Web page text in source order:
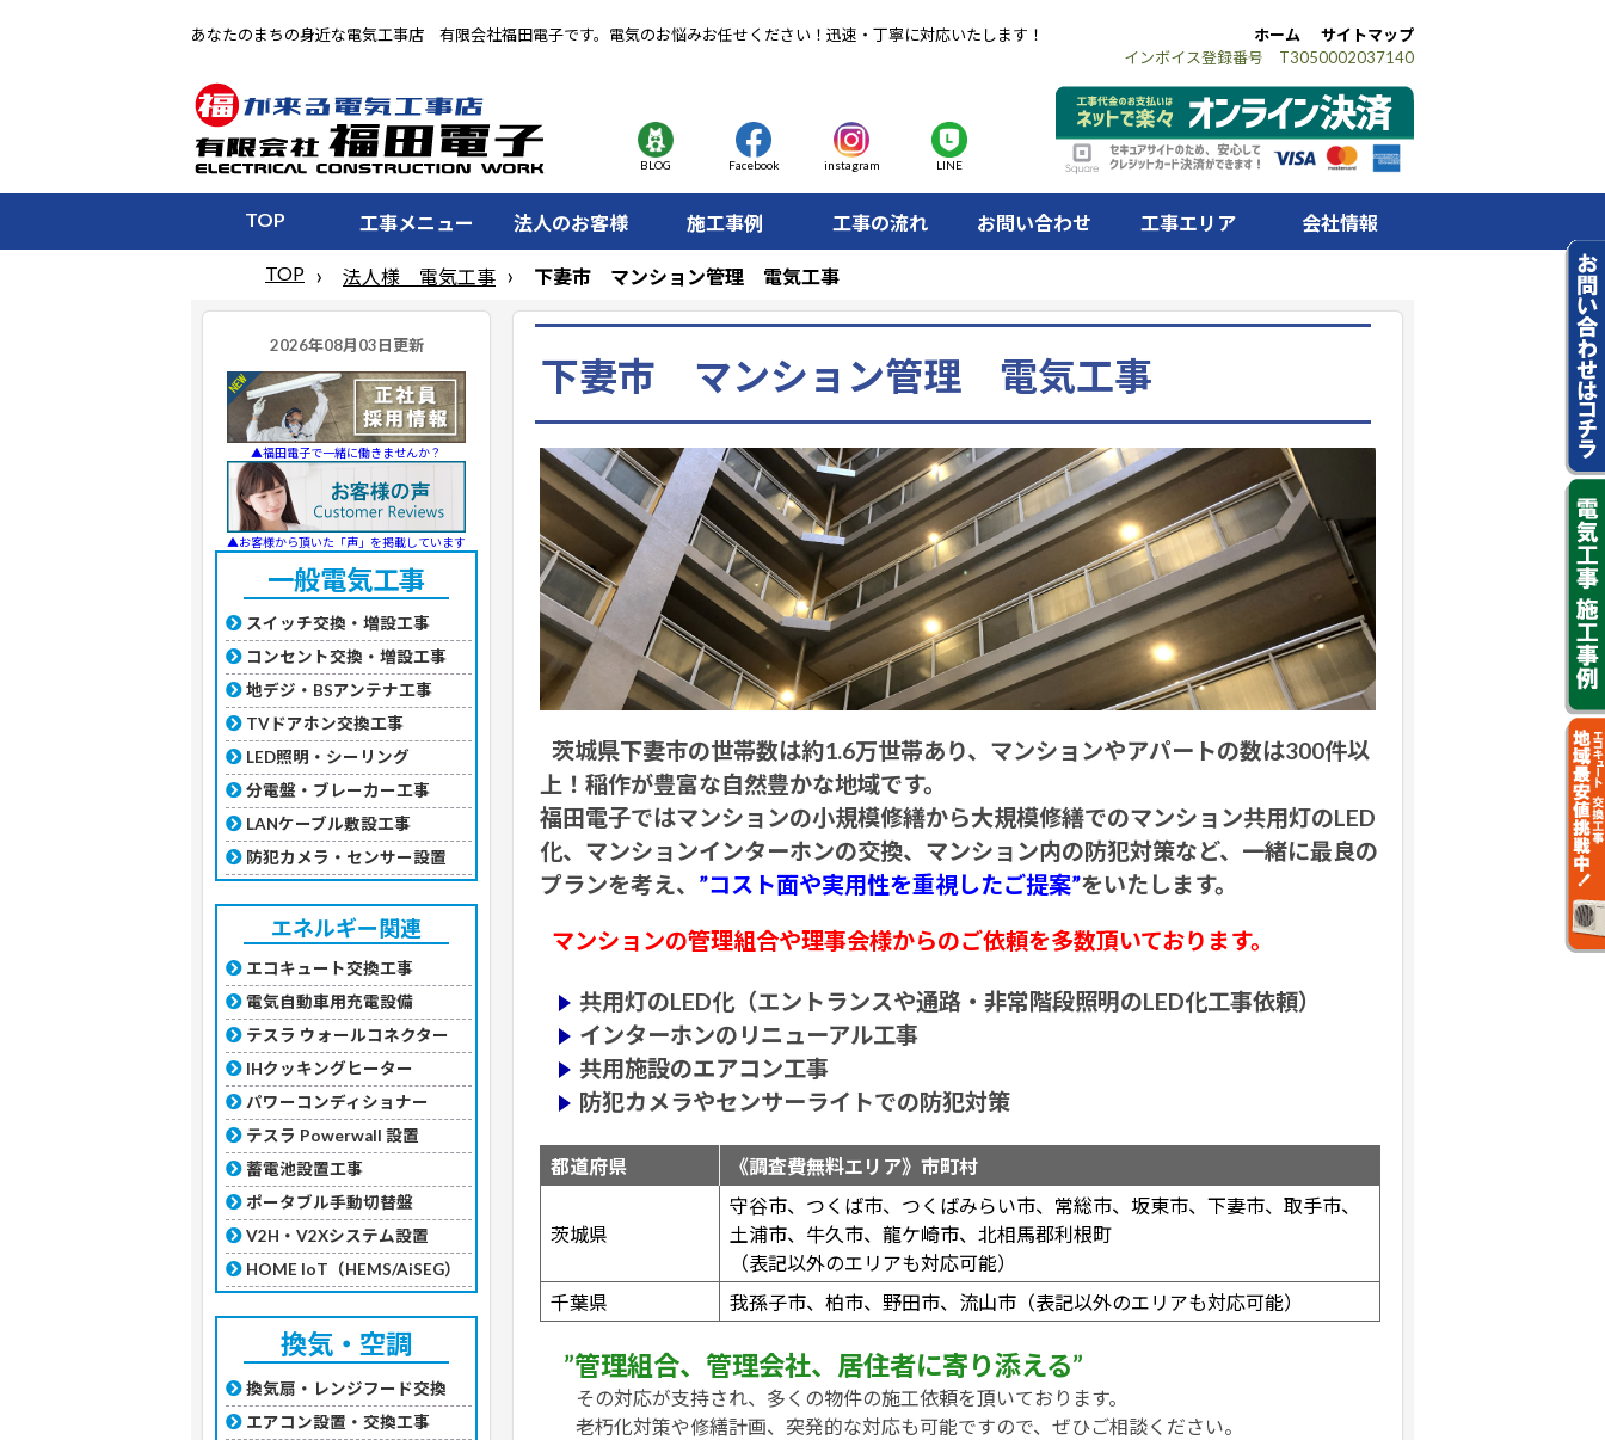
あなたのまちの身近な電気工事店 有限会社福田電子です。電気のお悩みお任せください！迅速・丁寧に対応いたします！ ホーム
サイトマップ
インボイス登録番号 T3050002037140
BLOG Facebook instagram LINE
TOP 工事メニュー 法人のお客様 施工事例 工事の流れ お問い合わせ 工事エリア 会社情報
TOP 法人様 電気工事 下妻市 マンション管理 電気工事
▲福田電子で一緒に働きませんか？
▲お客様から頂いた「声」を掲載しています
一般電気工事
スイッチ交換・増設工事
コンセント交換・増設工事
地デジ・BSアンテナ工事
TVドアホン交換工事
LED照明・シーリング
分電盤・ブレーカー工事
LANケーブル敷設工事
防犯カメラ・センサー設置
エネルギー関連
エコキュート交換工事
電気自動車用充電設備
テスラ ウォールコネクター
IHクッキングヒーター
パワーコンディショナー
テスラ Powerwall 設置
蓄電池設置工事
ポータブル手動切替盤
V2H・V2Xシステム設置
HOME IoT（HEMS/AiSEG）
換気・空調
換気扇・レンジフード交換
エアコン設置・交換工事
下妻市 マンション管理 電気工事
茨城県下妻市の世帯数は約1.6万世帯あり、マンションやアパートの数は300件以
上！稲作が豊富な自然豊かな地域です。
福田電子ではマンションの小規模修繕から大規模修繕でのマンション共用灯のLED
化、マンションインターホンの交換、マンション内の防犯対策など、一緒に最良の
プランを考え、 ”コスト面や実用性を重視したご提案”をいたします。
マンションの管理組合や理事会様からのご依頼を多数頂いております。
共用灯のLED化（エントランスや通路・非常階段照明のLED化工事依頼）
インターホンのリニューアル工事
共用施設のエアコン工事
防犯カメラやセンサーライトでの防犯対策
都道府県 《調査費無料エリア》市町村
茨城県
守谷市、つくば市、つくばみらい市、常総市、坂東市、下妻市、取手市、
土浦市、牛久市、龍ケ崎市、北相馬郡利根町
（表記以外のエリアも対応可能）
千葉県
我孫子市、柏市、野田市、流山市（表記以外のエリアも対応可能）
”管理組合、管理会社、居住者に寄り添える”
その対応が支持され、多くの物件の施工依頼を頂いております。
老朽化対策や修繕計画、突発的な対応も可能ですので、ぜひご相談ください。